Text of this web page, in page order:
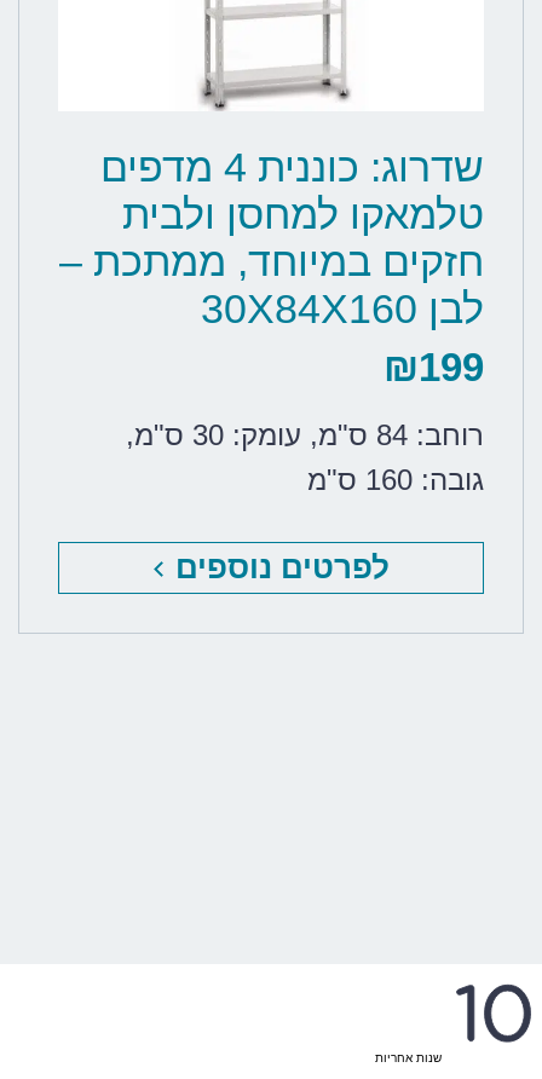
שדרוג: כוננית 4 מדפים
טלמאקו למחסן ולבית
חזקים במיוחד, ממתכת –
לבן 30X84X160
₪199
רוחב: 84 ס"מ , עומק: 30 ס"מ
,
גובה: 160 ס"מ
לפרטים נוספים
שנות אחריות